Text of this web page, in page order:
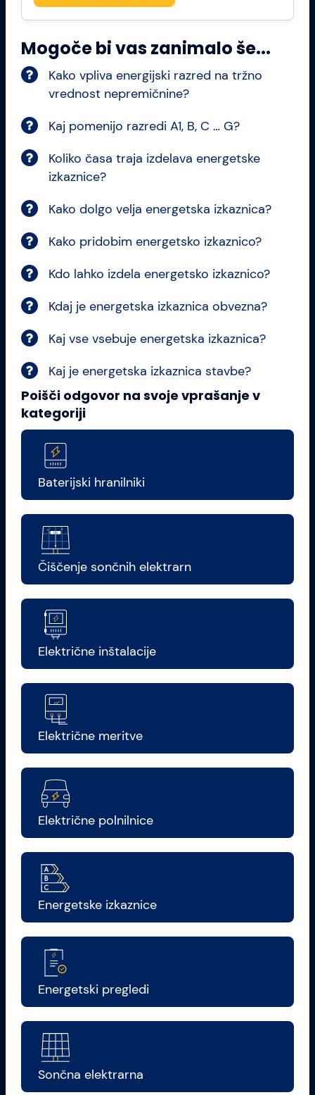
Mogoče bi vas zanimalo še...
Kako vpliva energijski razred na tržno
vrednost nepremičnine?
Kaj pomenijo razredi A1, B, C … G?
Koliko časa traja izdelava energetske
izkaznice?
Kako dolgo velja energetska izkaznica?
Kako pridobim energetsko izkaznico?
Kdo lahko izdela energetsko izkaznico?
Kdaj je energetska izkaznica obvezna?
Kaj vse vsebuje energetska izkaznica?
Kaj je energetska izkaznica stavbe?
Poišči odgovor na svoje vprašanje v
kategoriji
Baterijski hranilniki
Čiščenje sončnih elektrarn
Električne inštalacije
Električne meritve
Električne polnilnice
Energetske izkaznice
Energetski pregledi
Sončna elektrarna